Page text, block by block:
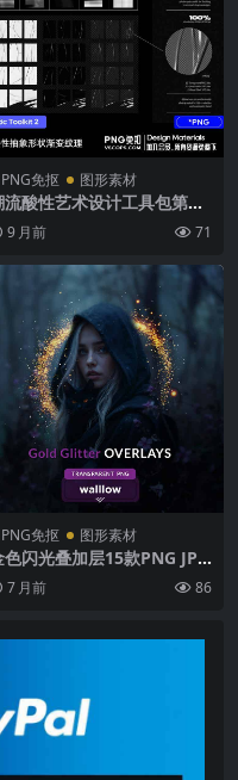
PNG免抠 图形素材
流酸性艺术设计工具包第二
抽象纹理与颓废仿旧玻璃纸
材资源库
9 月前 71
PNG免抠 图形素材
色闪光叠加层15款PNG JPG
像素300DPI透明
PS摄影特效素材
7 月前 86